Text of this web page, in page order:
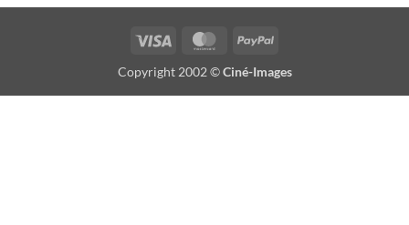
Visa MasterCardPayPal
Copyright 2002 ©Ciné-Images